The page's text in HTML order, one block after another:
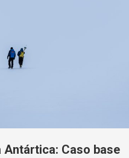
Antártica: Caso base